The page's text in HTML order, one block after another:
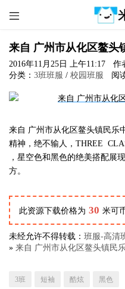

来自 广州市从化区鳌头
2016年11月25日 上午11:17
作
分类： 3班班服 / 校园班服 阅
来自 广州市从化区鳌头镇民乐
精神，绝不输人，THREE
，星空色和黑色的绝美搭配展
方。
此资源下载价格为 30 米可
未经允许不得转载： 班服-高清
» 来自 广州市从化区鳌头镇民
3班 短袖 酷炫 黑色